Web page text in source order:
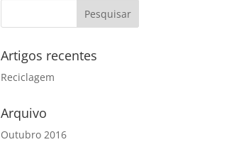
Artigos recentes
Reciclagem
Arquivo
Outubro 2016